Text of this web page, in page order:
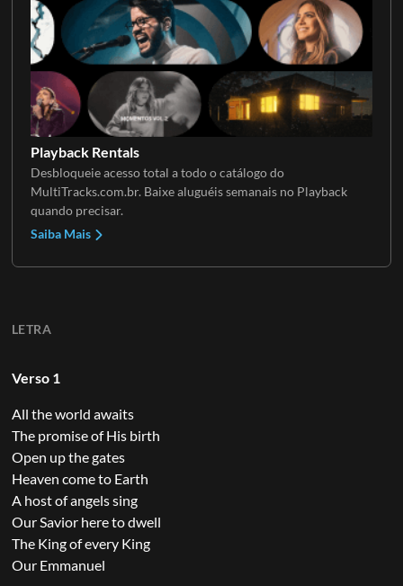
Playback Rentals
Desbloqueie acesso total a todo o catálogo do
MultiTracks.com.br. Baixe aluguéis semanais no Playback
quando precisar.
Saiba Mais
LETRA
Verso 1
All the world awaits
The promise of His birth
Open up the gates
Heaven come to Earth
A host of angels sing
Our Savior here to dwell
The King of every King
Our Emmanuel